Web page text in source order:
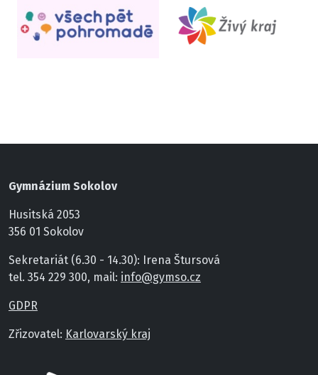
Gymnázium Sokolov
Husitská 2053
356 01 Sokolov
Sekretariát (6.30 - 14.30): Irena Štursová
tel. 354 229 300, mail: info@gymso.cz
GDPR
Zřizovatel: Karlovarský kraj